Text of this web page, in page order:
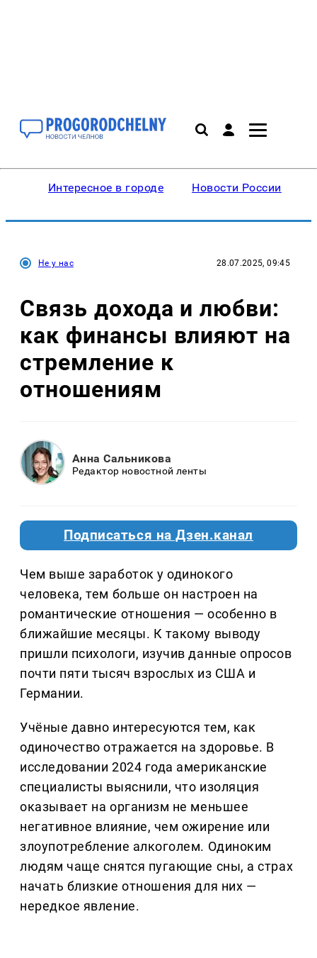
Интересное в городе Новости России
Не у нас 28.07.2025, 09:45
Связь дохода и любви:
как финансы влияют на
стремление к
отношениям
Анна Сальникова
Редактор новостной ленты
Подписаться на Дзен.канал
Чем выше заработок у одинокого
человека, тем больше он настроен на
романтические отношения — особенно в
ближайшие месяцы. К такому выводу
пришли психологи, изучив данные опросов
почти пяти тысяч взрослых из США и
Германии.
Учёные давно интересуются тем, как
одиночество отражается на здоровье. В
исследовании 2024 года американские
специалисты выяснили, что изоляция
оказывает на организм не меньшее
негативное влияние, чем ожирение или
злоупотребление алкоголем. Одиноким
людям чаще снятся пугающие сны, а страх
начать близкие отношения для них —
нередкое явление.